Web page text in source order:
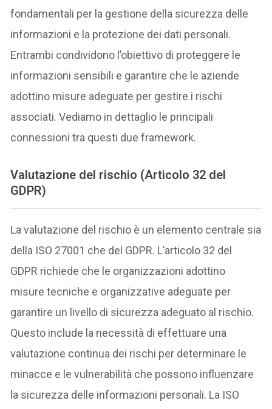
fondamentali per la gestione della sicurezza delle
informazioni e la protezione dei dati personali.
Entrambi condividono l’obiettivo di proteggere le
informazioni sensibili e garantire che le aziende
adottino misure adeguate per gestire i rischi
associati. Vediamo in dettaglio le principali
connessioni tra questi due framework.
Valutazione del rischio (Articolo 32 del
GDPR)
La valutazione del rischio è un elemento centrale sia
della ISO 27001 che del GDPR. L’articolo 32 del
GDPR richiede che le organizzazioni adottino
misure tecniche e organizzative adeguate per
garantire un livello di sicurezza adeguato al rischio.
Questo include la necessità di effettuare una
valutazione continua dei rischi per determinare le
minacce e le vulnerabilità che possono influenzare
la sicurezza delle informazioni personali. La ISO